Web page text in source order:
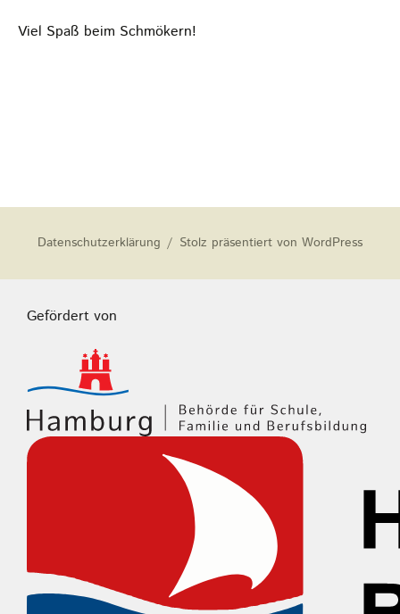
Viel Spaß beim Schmökern!
Datenschutzerklärung Stolz präsentiert von WordPress
Gefördert von